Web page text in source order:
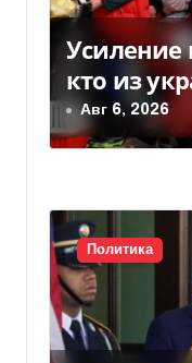
кто из
право на
в ЕС
Авг 6, 2026
Политика